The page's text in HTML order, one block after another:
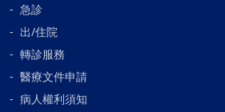
急診
出/住院
轉診服務
醫療文件申請
病人權利須知